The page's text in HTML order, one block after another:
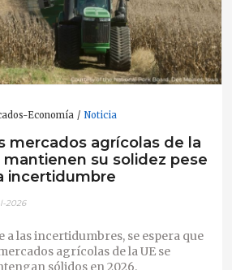
Economía Noticia
mercados agrícolas de la
mantienen su solidez pese
incertidumbre
2026
a las incertidumbres, se espera que
agrícolas de la UE se
sólidos en 2026.